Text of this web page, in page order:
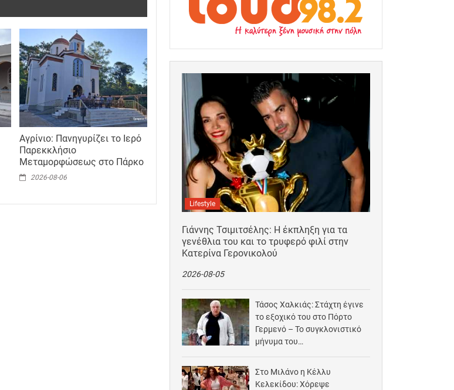
Αγρίνιο: Πανηγυρίζει το Ιερό
Παρεκκλήσιο
Μεταμορφώσεως στο Πάρκο
2026-08-06
Lifestyle
Γιάννης Τσιμιτσέλης: Η έκπληξη για τα
γενέθλια του και το τρυφερό φιλί στην
Κατερίνα Γερονικολού
2026-08-05
Τάσος Χαλκιάς: Στάχτη έγινε
το εξοχικό του στο Πόρτο
Γερμενό – Το συγκλονιστικό
μήνυμα του…
Στο Μιλάνο η Κέλλυ
Κελεκίδου: Χόρεψε